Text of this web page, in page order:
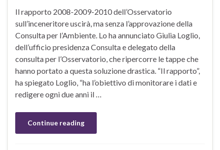
Il rapporto 2008-2009-2010 dell’Osservatorio
sull’inceneritore uscirà, ma senza l’approvazione della
Consulta per l’Ambiente. Lo ha annunciato Giulia Loglio,
dell’ufficio presidenza Consulta e delegato della
consulta per l’Osservatorio, che ripercorre le tappe che
hanno portato a questa soluzione drastica. “Il rapporto”,
ha spiegato Loglio, “ha l’obiettivo di monitorare i dati e
redigere ogni due anni il …
Continue reading